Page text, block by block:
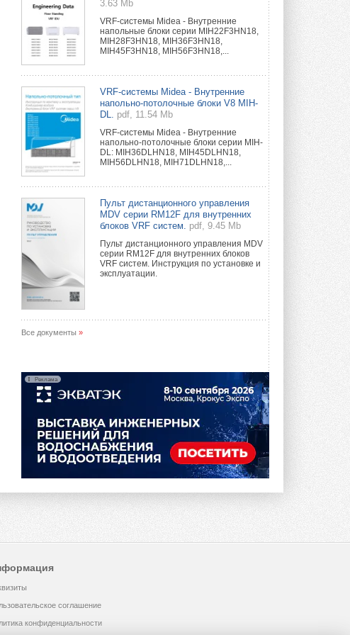
3.63 Mb
VRF-системы Midea - Внутренние
напольные блоки серии MIH22F3HN18,
MIH28F3HN18, MIH36F3HN18,
MIH45F3HN18, MIH56F3HN18,...
VRF-системы Midea - Внутренние
напольно-потолочные блоки V8 MIH-
DL.
pdf, 11.54 Mb
VRF-системы Midea - Внутренние
напольно-потолочные блоки серии MIH-
DL: MIH36DLHN18, MIH45DLHN18,
MIH56DLHN18, MIH71DLHN18,...
Пульт дистанционного управления
MDV серии RM12F для внутренних
блоков VRF систем.
pdf, 9.45 Mb
Пульт дистанционного управления MDV
серии RM12F для внутренних блоков
VRF систем. Инструкция по установке и
эксплуатации.
Все документы »
Реклама
соглашение
конфиденциальности